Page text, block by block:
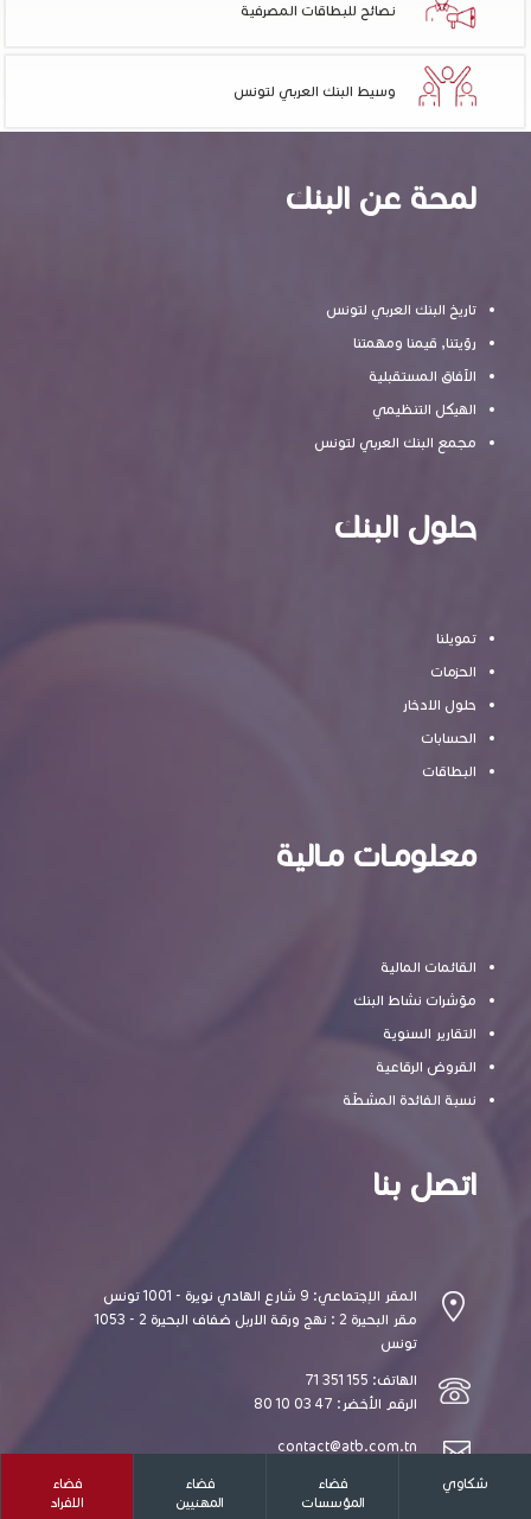
فضاء
الافراد
فضاء
المهنيين
فضاء
المؤسسات
شكاوي
نصائح للبطاقات المصرفية
وسيط البنك العربي لتونس
لمحة عن البنك
تاريخ البنك العربي لتونس
رؤيتنا, قيمنا ومهمتنا
الآفاق المستقبلية
الهيكل التنظيمي
مجمع البنك العربي لتونس
حلول البنك
تمويلنا
الحزمات
حلول الادخار
الحسابات
البطاقات
معلومـات مـالية
القائمات المالية
مؤشرات نشاط البنك
التقارير السنوية
القروض الرقاعية
نسبة الفائدة المشطّة
اتصل بنا
المقر الإجتماعي: 9 شارع الهادي نويرة - 1001 تونس
مقر البحيرة 2 : نهج ورقة الاربل ضفاف البحيرة 2 - 1053
تونس
الهاتف: 155 351 71
الرقم الأخضر: 47 03 10 80
contact@atb.com.tn